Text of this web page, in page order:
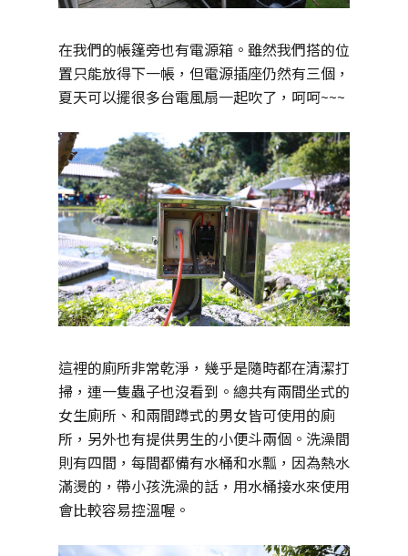
在我們的帳篷旁也有電源箱。雖然我們搭的位
置只能放得下一帳，但電源插座仍然有三個，
夏天可以擺很多台電風扇一起吹了，呵呵~~~
這裡的廁所非常乾淨，幾乎是隨時都在清潔打
掃，連一隻蟲子也沒看到。總共有兩間坐式的
女生廁所、和兩間蹲式的男女皆可使用的廁
所，另外也有提供男生的小便斗兩個。洗澡間
則有四間，每間都備有水桶和水瓢，因為熱水
滿燙的，帶小孩洗澡的話，用水桶接水來使用
會比較容易控溫喔。